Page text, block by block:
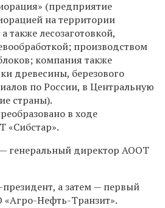
(предприятие
на территории
также лесозаготовкой,
производством
компания также
древесины, березового
по России, в Центральную
страны).
в ходе
«Сибстар».
— генеральный директор АООТ
а затем — первый
Нефть-Транзит».